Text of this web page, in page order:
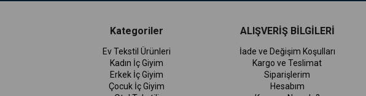
Kategoriler
Ev Tekstil Ürünleri
Kadın İç Giyim
Erkek İç Giyim
Çocuk İç Giyim
ALIŞVERİŞ BİLGİLERİ
İade ve Değişim Koşulları
Kargo ve Teslimat
Siparişlerim
Hesabım